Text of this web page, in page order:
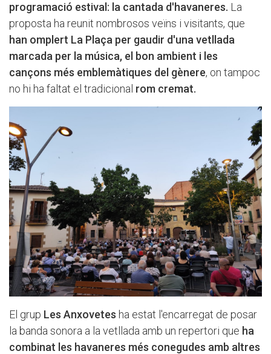
programació estival: la cantada d'havaneres. La
proposta ha reunit nombrosos veïns i visitants, que
han omplert La Plaça per gaudir d'una vetllada
marcada per la música, el bon ambient i les
cançons més emblemàtiques del gènere, on tampoc
no hi ha faltat el tradicional rom cremat.
El grup Les Anxovetes ha estat l'encarregat de posar
la banda sonora a la vetllada amb un repertori que ha
combinat les havaneres més conegudes amb altres